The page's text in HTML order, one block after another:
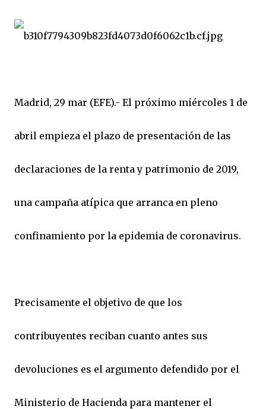
Madrid, 29 mar (EFE).- El próximo miércoles 1 de
abril empieza el plazo de presentación de las
declaraciones de la renta y patrimonio de 2019,
una campaña atípica que arranca en pleno
confinamiento por la epidemia de coronavirus.
Precisamente el objetivo de que los
contribuyentes reciban cuanto antes sus
devoluciones es el argumento defendido por el
Ministerio de Hacienda para mantener el